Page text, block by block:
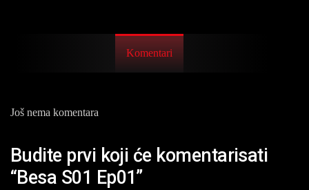
Komentari
Još nema komentara
Budite prvi koji će komentarisati
“Besa S01 Ep01”